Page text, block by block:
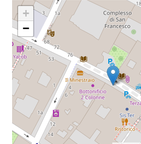
Catalogo
on line
+
−